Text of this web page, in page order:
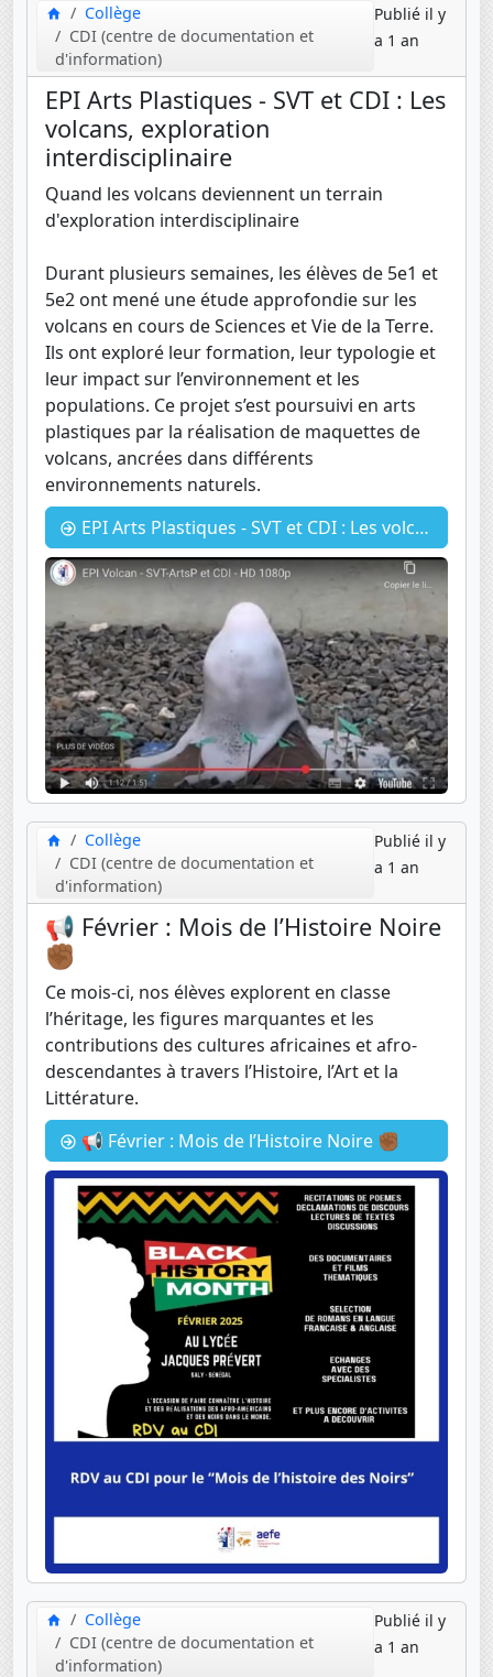
Collège
CDI (centre de documentation et
d'information)
Publié il y
a 1 an
EPI Arts Plastiques - SVT et CDI : Les
volcans, exploration
interdisciplinaire
Quand les volcans deviennent un terrain
d'exploration interdisciplinaire
Durant plusieurs semaines, les élèves de 5e1 et
5e2 ont mené une étude approfondie sur les
volcans en cours de Sciences et Vie de la Terre.
Ils ont exploré leur formation, leur typologie et
leur impact sur l’environnement et les
populations. Ce projet s’est poursuivi en arts
plastiques par la réalisation de maquettes de
volcans, ancrées dans différents
environnements naturels.
EPI Arts Plastiques - SVT et CDI : Les volcans, exploration interdisciplinaire
Collège
CDI (centre de documentation et
d'information)
Publié il y
a 1 an
📢 Février : Mois de l’Histoire Noire
✊🏾
Ce mois-ci, nos élèves explorent en classe
l’héritage, les figures marquantes et les
contributions des cultures africaines et afro-
descendantes à travers l’Histoire, l’Art et la
Littérature.
📢 Février : Mois de l’Histoire Noire ✊🏾
Collège
CDI (centre de documentation et
d'information)
Publié il y
a 1 an